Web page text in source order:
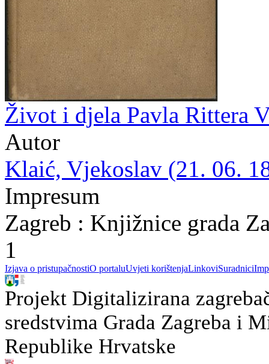
Život i djela Pavla Rittera
Autor
Klaić, Vjekoslav (21. 06.
Impresum
Zagreb : Knjižnice grada
1
Izjava o pristupačnostiO portaluUvjeti korištenjaLinkoviSuradnici
Projekt Digitalizirana
sredstvima Grada Zagreba i
Republike Hrvatske